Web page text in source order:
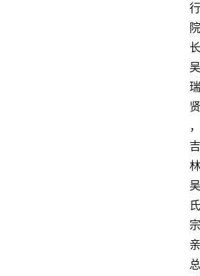
行
院
长
吴
瑞
贤
，
吉
林
吴
氏
宗
亲
总